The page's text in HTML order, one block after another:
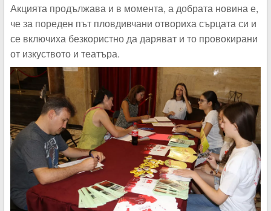
Акцията продължава и в момента, а добрата новина е,
че за пореден път пловдивчани отвориха сърцата си и
се включиха безкористно да даряват и то провокирани
от изкуството и театъра.